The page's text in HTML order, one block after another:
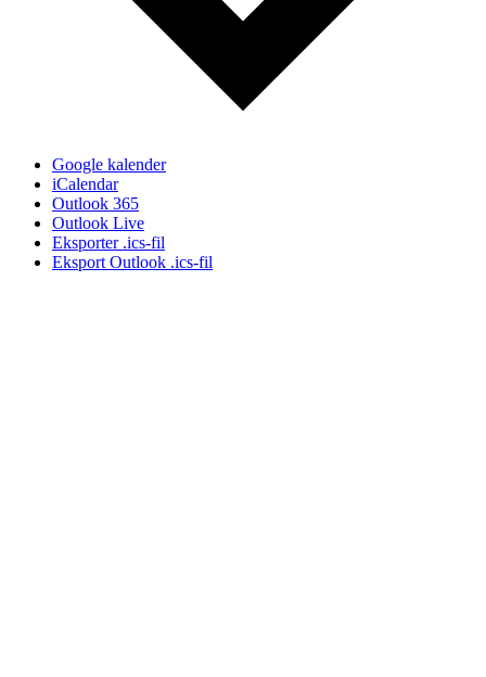
Google kalender
iCalendar
Outlook 365
Outlook Live
Eksporter .ics-fil
Eksport Outlook .ics-fil